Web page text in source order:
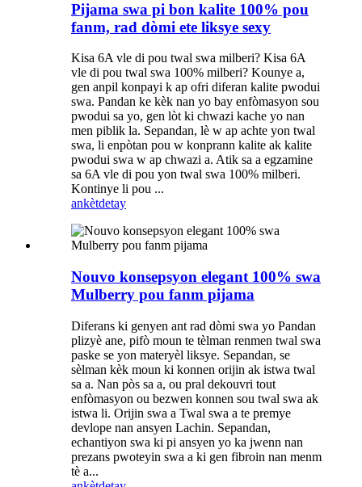
Pijama swa pi bon kalite 100% pou
fanm, rad dòmi ete liksye sexy
Kisa 6A vle di pou twal swa milberi? Kisa 6A
vle di pou twal swa 100% milberi? Kounye a,
gen anpil konpayi k ap ofri diferan kalite pwodui
swa. Pandan ke kèk nan yo bay enfòmasyon sou
pwodui sa yo, gen lòt ki chwazi kache yo nan
men piblik la. Sepandan, lè w ap achte yon twal
swa, li enpòtan pou w konprann kalite ak kalite
pwodui swa w ap chwazi a. Atik sa a egzamine
sa 6A vle di pou yon twal swa 100% milberi.
Kontinye li pou ...
ankètdetay
Nouvo konsepsyon elegant 100% swa
Mulberry pou fanm pijama
Diferans ki genyen ant rad dòmi swa yo Pandan
plizyè ane, pifò moun te tèlman renmen twal swa
paske se yon materyèl liksye. Sepandan, se
sèlman kèk moun ki konnen orijin ak istwa twal
sa a. Nan pòs sa a, ou pral dekouvri tout
enfòmasyon ou bezwen konnen sou twal swa ak
istwa li. Orijin swa a Twal swa a te premye
devlope nan ansyen Lachin. Sepandan,
echantiyon swa ki pi ansyen yo ka jwenn nan
prezans pwoteyin swa a ki gen fibroin nan menm
tè a...